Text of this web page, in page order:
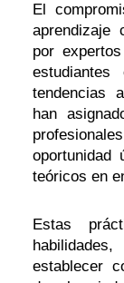
El
aprendizaje
por
tendencias
han
oportunidad
teóricos en
Estas
establecer